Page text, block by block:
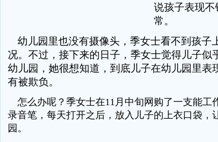
说孩子表现
常。
幼儿园里也没有摄像头，季女士看不到孩子
况。不过，接下来的日子，季女士觉得儿子似
幼儿园，她很想知道，到底儿子在幼儿园里表
有被欺负。
怎么办呢？季女士在11月中旬网购了一支能工
录音笔，每天打开之后，放入儿子的上衣口袋，
园。